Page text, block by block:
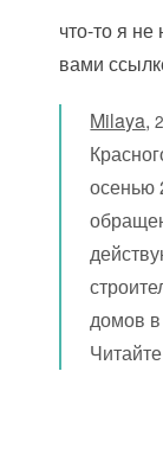
что-то я
вами
Milaya,
осенью
домов